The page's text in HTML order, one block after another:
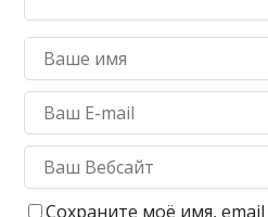
Сохраните моё имя,